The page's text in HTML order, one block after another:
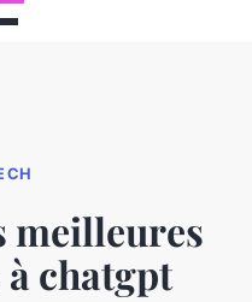
meilleures
chatgpt